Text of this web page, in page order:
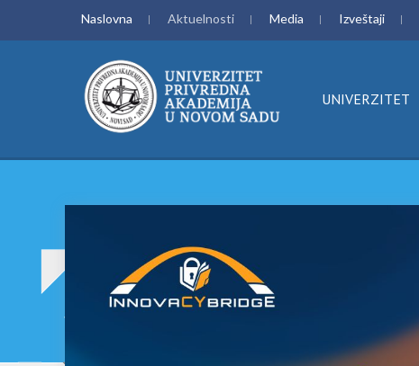
Naslovna Aktuelnosti Media Izveštaji
UNIVERZITET